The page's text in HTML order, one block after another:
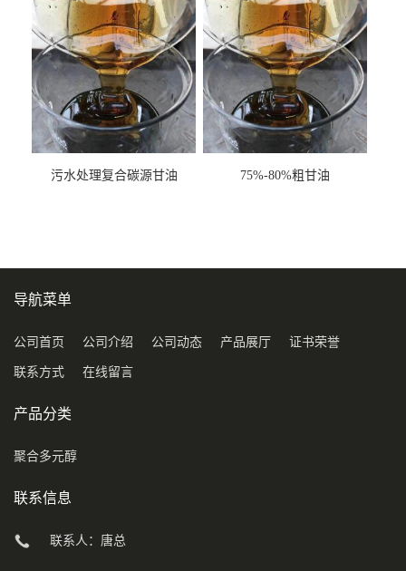
污水处理复合碳源甘油
75%-80%粗甘油
导航菜单
公司首页 公司介绍 公司动态 产品展厅 证书荣誉
联系方式 在线留言
产品分类
聚合多元醇
联系信息
联系人：唐总